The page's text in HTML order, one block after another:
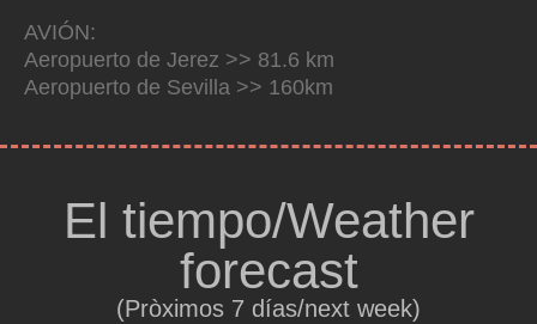
AVIÓN:
Aeropuerto de Jerez >> 81.6 km
Aeropuerto de Sevilla >> 160km
El tiempo/Weather
forecast
(Pròximos 7 días/next week)